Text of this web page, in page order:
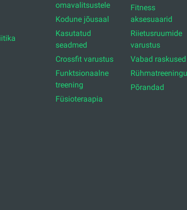
omavalitsustele
Kodune jõusaal
Kasutatud
seadmed
Crossfit varustus
Funktsionaalne
treening
Füsioteraapia
Fitness
aksesuaarid
Riietusruumide
varustus
Vabad raskused
Põrandad